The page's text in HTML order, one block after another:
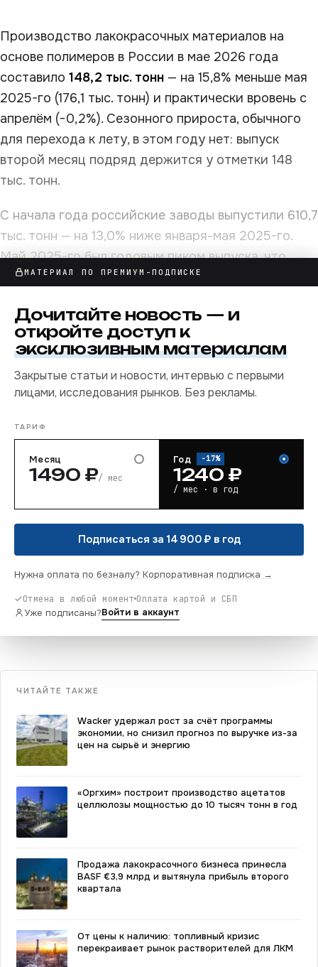
Производство лакокрасочных материалов на
основе полимеров в России в мае 2026 года
составило 148,2 тыс. тонн — на 15,8% меньше мая
2025-го (176,1 тыс. тонн) и практически вровень с
апрелём (−0,2%). Сезонного прироста, обычного
для перехода к лету, в этом году нет: выпуск
второй месяц подряд держится у отметки 148
тыс. тонн.
С начала года российские заводы выпустили 610,7
тыс. тонн — на 13,0% ниже января-мая 2025-го.
Май 2025-го был годовым пиком выпуска, что
усиливает годовой минус, но дело не только в
месяцев 2025-го каждый месяц без исключения.
МАТЕРИАЛ ПО ПРЕМИУМ-ПОДПИСКЕ
Дочитайте новость — и
откройте доступ к
эксклюзивным материалам
Закрытые статьи и новости, интервью с первыми
лицами, исследования рынков. Без рекламы.
ТАРИФ
Месяц
1490 ₽/ мес
Год −17%
1240 ₽
/ мес · в год
Подписаться за 14 900 ₽ в год
Нужна оплата по безналу? Корпоративная подписка →
Отмена в любой момент Оплата картой и СБП
Уже подписаны?Войти в аккаунт
ЧИТАЙТЕ ТАКЖЕ
Wacker удержал рост за счёт программы
экономии, но снизил прогноз по выручке из-за
цен на сырьё и энергию
«Оргхим» построит производство ацетатов
целлюлозы мощностью до 10 тысяч тонн в год
Продажа лакокрасочного бизнеса принесла
BASF €3,9 млрд и вытянула прибыль второго
квартала
От цены к наличию: топливный кризис
перекраивает рынок растворителей для ЛКМ